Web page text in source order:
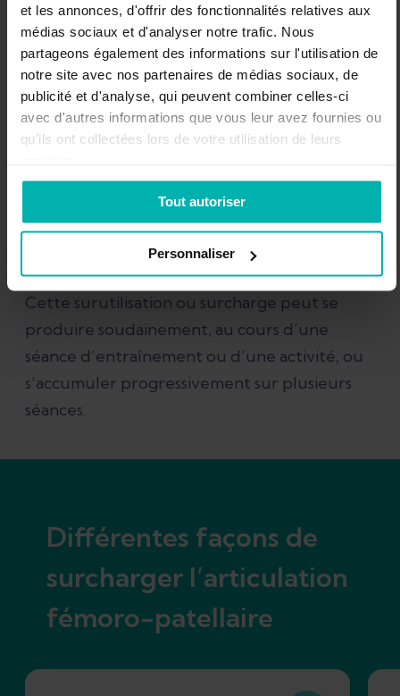
et les annonces, d'offrir des fonctionnalités relatives aux
médias sociaux et d'analyser notre trafic. Nous
partageons également des informations sur l'utilisation de
notre site avec nos partenaires de médias sociaux, de
publicité et d'analyse, qui peuvent combiner celles-ci
avec d'autres informations que vous leur avez fournies ou
qu'ils ont collectées lors de votre utilisation de leurs
Tout autoriser
Personnaliser
Quelles sont les causes du
syndrome fémoro-
patellaire ?
Le syndrome fémoro-patellaire est une
blessure de surmenage qui se développe
lorsque les forces exercées sur l’articulation
fémoro-patellaire sont supérieures à ce
qu’elle peut supporter.
Cette surutilisation ou surcharge peut se
produire soudainement, au cours d’une
séance d’entraînement ou d’une activité, ou
s’accumuler progressivement sur plusieurs
séances.
Différentes façons de
surcharger l’articulation
fémoro-patellaire